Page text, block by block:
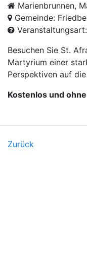
Marienbrunnen,
Gemeinde:
Besuchen Sie St.
Martyrium einer
Perspektiven auf
Kostenlos und
Zurück